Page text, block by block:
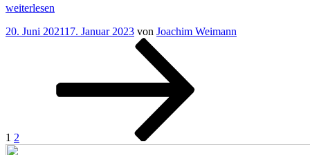
„BVerfG-
(4)
weiterlesen
Veröffentlicht
20. Juni 202117. Januar 2023 von Joachim Weimann
Seitennummerierung
Beiträge
1 2